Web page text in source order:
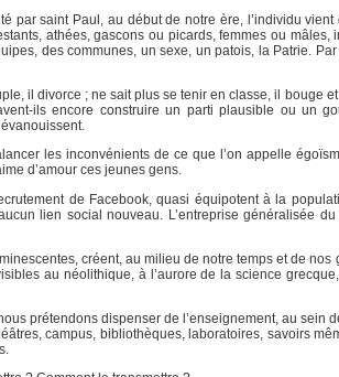
par saint Paul, au début de notre ère, l’individu
athées, gascons ou picards, femmes ou
des communes, un sexe, un patois, la Patrie.
il divorce ; ne sait plus se tenir en classe, il bouge
ils encore construire un parti plausible ou un
les inconvénients de ce que l’on appelle
d’amour ces jeunes gens.
de Facebook, quasi équipotent à la
lien social nouveau. L’entreprise généralisée
créent, au milieu de notre temps et de
au néolithique, à l’aurore de la science
prétendons dispenser de l’enseignement, au sein
campus, bibliothèques, laboratoires, savoirs